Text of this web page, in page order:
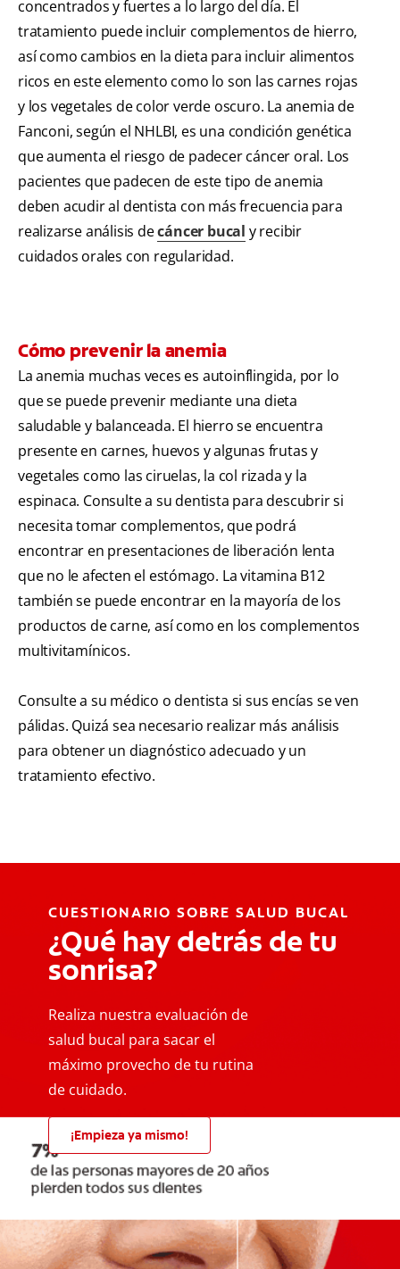
concentrados y fuertes a lo largo del día. El
tratamiento puede incluir complementos de hierro,
así como cambios en la dieta para incluir alimentos
ricos en este elemento como lo son las carnes rojas
y los vegetales de color verde oscuro. La anemia de
Fanconi, según el NHLBI, es una condición genética
que aumenta el riesgo de padecer cáncer oral. Los
pacientes que padecen de este tipo de anemia
deben acudir al dentista con más frecuencia para
realizarse análisis decáncer bucal y recibir
cuidados orales con regularidad.
Cómo prevenir la anemia
La anemia muchas veces es autoinflingida, por lo
que se puede prevenir mediante una dieta
saludable y balanceada. El hierro se encuentra
presente en carnes, huevos y algunas frutas y
vegetales como las ciruelas, la col rizada y la
espinaca. Consulte a su dentista para descubrir si
necesita tomar complementos, que podrá
encontrar en presentaciones de liberación lenta
que no le afecten el estómago. La vitamina B12
también se puede encontrar en la mayoría de los
productos de carne, así como en los complementos
multivitamínicos.
Consulte a su médico o dentista si sus encías se ven
pálidas. Quizá sea necesario realizar más análisis
para obtener un diagnóstico adecuado y un
tratamiento efectivo.
CUESTIONARIO SOBRE SALUD BUCAL
¿Qué hay detrás de tu
sonrisa?
Realiza nuestra evaluación de
salud bucal para sacar el
máximo provecho de tu rutina
de cuidado.
¡Empieza ya mismo!